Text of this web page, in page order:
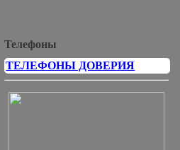
Телефоны
ТЕЛЕФОНЫ ДОВЕРИЯ